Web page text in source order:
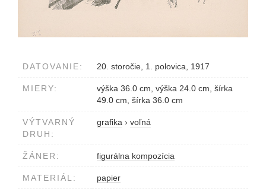
DATOVANIE: 20. storočie, 1. polovica, 1917
MIERY:
výška 36.0 cm, výška 24.0 cm, šírka
49.0 cm, šírka 36.0 cm
VÝTVARNÝ
DRUH:
grafika › voľná
ŽÁNER: figurálna kompozícia
MATERIÁL: papier